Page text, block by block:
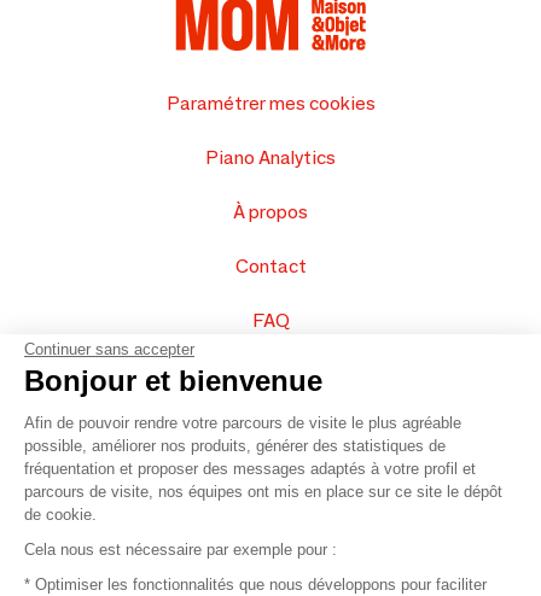
Paramétrer mes cookies
Piano Analytics
À propos
Contact
FAQ
Vendez vos produits
Plan du site
© 2016 –Organisation SAFI
Continuer sans accepter
Bonjour et bienvenue
Afin de pouvoir rendre votre parcours de visite le plus agréable
possible, améliorer nos produits, générer des statistiques de
fréquentation et proposer des messages adaptés à votre profil et
parcours de visite, nos équipes ont mis en place sur ce site le dépôt
de cookie.
Cela nous est nécessaire par exemple pour :
* Optimiser les fonctionnalités que nous développons pour faciliter